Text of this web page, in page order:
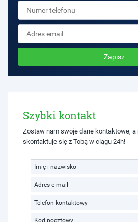
Zapisz
Szybki kontakt
Zostaw nam swoje dane kontaktowe,
skontaktuje się z Tobą w ciągu 24h!